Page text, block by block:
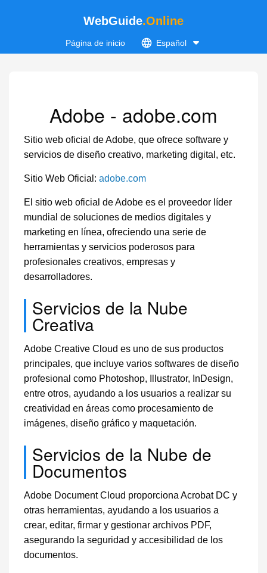
WebGuide.Online
Página de inicio Español
Adobe - adobe.com
Sitio web oficial de Adobe, que ofrece software y
servicios de diseño creativo, marketing digital, etc.
Sitio Web Oficial: adobe.com
El sitio web oficial de Adobe es el proveedor líder
mundial de soluciones de medios digitales y
marketing en línea, ofreciendo una serie de
herramientas y servicios poderosos para
profesionales creativos, empresas y
desarrolladores.
Servicios de la Nube
Creativa
Adobe Creative Cloud es uno de sus productos
principales, que incluye varios softwares de diseño
profesional como Photoshop, Illustrator, InDesign,
entre otros, ayudando a los usuarios a realizar su
creatividad en áreas como procesamiento de
imágenes, diseño gráfico y maquetación.
Servicios de la Nube de
Documentos
Adobe Document Cloud proporciona Acrobat DC y
otras herramientas, ayudando a los usuarios a
crear, editar, firmar y gestionar archivos PDF,
asegurando la seguridad y accesibilidad de los
documentos.